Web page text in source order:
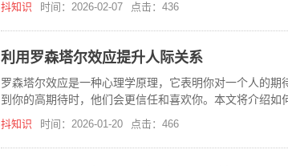
抖知识 时间：2026-02-07 点击：436
利用罗森塔尔效应提升人际关系
罗森塔尔效应是一种心理学原理，它表明你对一个人的
到你的高期待时，他们会更信任和喜欢你。本文将介绍如
和好感。
抖知识 时间：2026-01-20 点击：466